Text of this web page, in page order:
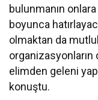
bulunmanın
boyunca
olmaktan da
organizasyonların
elimden geleni
konuştu.